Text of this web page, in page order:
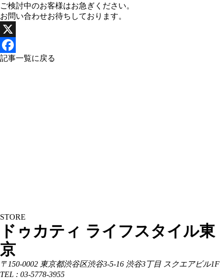
ご検討中のお客様はお急ぎください。
お問い合わせお待ちしております。
X
Facebook
記事一覧に戻る
STORE
ドゥカティ ライフスタイル東
京
〒150-0002 東京都渋谷区渋谷3-5-16 渋谷3丁目 スクエアビル1F
TEL : 03-5778-3955